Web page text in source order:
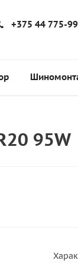
+375 44 775-
95W